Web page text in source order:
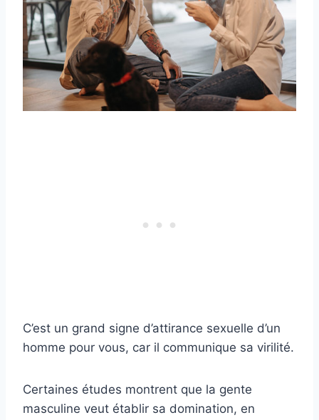
C’est un grand signe d’attirance sexuelle d’un
homme pour vous, car il communique sa virilité.
Certaines études montrent que la gente
masculine veut établir sa domination, en